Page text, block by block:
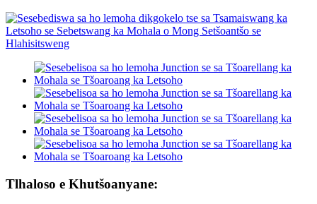
Tlhaloso e Khutšoanyane: